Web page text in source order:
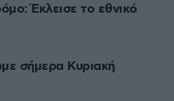
Έκλεισε το εθνικό
σήμερα Κυριακή